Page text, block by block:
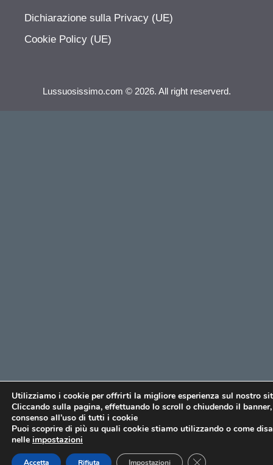
Dichiarazione sulla Privacy (UE)
Cookie Policy (UE)
Lussuosissimo.com © 2026. All right reserverd.
Utilizziamo i cookie per offrirti la migliore esperienza sul nostro
Cliccando sulla pagina, effettuando lo scroll o chiudendo il
consenso all’uso di tutti i cookie
Puoi scoprire di più su quali cookie stiamo utilizzando o come
nelle impostazioni
Accetta Rifiuta Impostazioni CLOSE GDPR